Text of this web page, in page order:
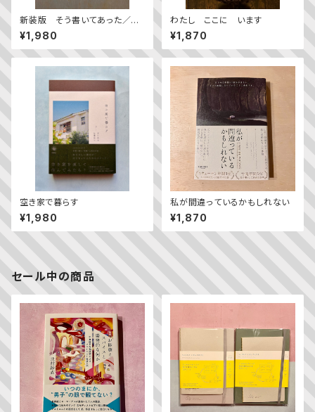
新装版 そう書いてあった／益
田ミリ
¥1,980
わたし ここに います
¥1,870
空き家で暮らす
¥1,980
私が間違っているかもしれない
¥1,870
セール中の商品